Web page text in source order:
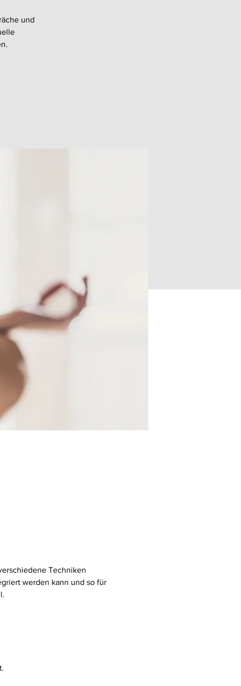
und
Techniken
werden kann und so für